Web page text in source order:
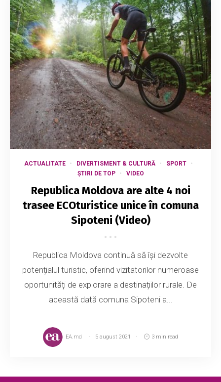
ACTUALITATE DIVERTISMENT & CULTURĂ
SPORT
ȘTIRI DE TOP
VIDEO
Republica Moldova are alte 4 noi
trasee ECOturistice unice în comuna
Sipoteni (Video)
Republica Moldova continuă să își dezvolte
potențialul turistic, oferind vizitatorilor numeroase
oportunități de explorare a destinațiilor rurale. De
această dată comuna Sipoteni a...
EA.md 5 august 2021 3 min read